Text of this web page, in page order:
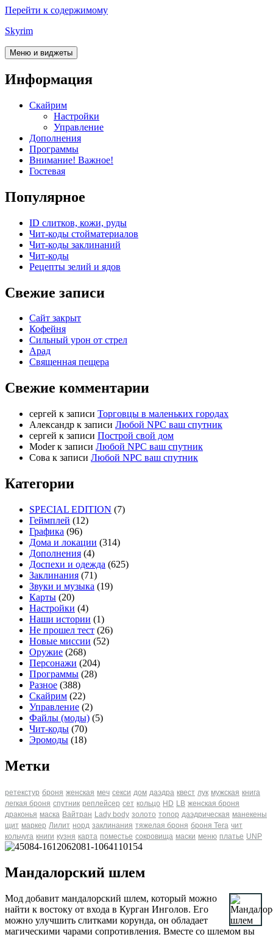
Перейти к содержимому
Skyrim
Меню и виджеты
Информация
Скайрим
Настройки
Управление
Дополнения
Программы
Внимание! Важное!
Гостевая
Популярное
ID слитков, кожи, руды
Чит-коды стойматериалов
Чит-коды заклинаний
Чит-коды
Рецепты зелий и ядов
Свежие записи
Сайт закрыт
Кофейня
Cильный урон от стрел
Арад
Священная пещера
Свежие комментарии
cергей к записи Торговцы в маленьких городах
Александр к записи Любой NPC ваш спутник
cергей к записи Построй свой дом
Moderк записи Любой NPC ваш спутник
Сова к записи Любой NPC ваш спутник
Категории
SPECIAL EDITION (7)
Геймплей (12)
Графика (96)
Дома и локации (314)
Дополнения (4)
Доспехи и одежда (625)
Заклинания (71)
Звуки и музыка (19)
Карты (20)
Настройки (4)
Наши истории (1)
Не прошел тест (26)
Новые миссии (52)
Оружие (268)
Персонажи (204)
Программы (28)
Разное (388)
Скайрим (22)
Управление (2)
Файлы (моды) (5)
Чит-коды (70)
Эромоды (18)
Метки
ретекстур броня женская меч секси дом даэдра квест лук мужская книга
легкая броня спутник реплейсер сет кольцо HD LB женская броня
драконья маска Вайтран Lady body золото топор даэдрическая манекены
щит маркер Лилит норд заклинания тяжелая броня броня Tera чит
кольчуга книги кузня карта поместье сокровища маски меню платье UNP
Мандалорский шлем
Мод добавит мандалорский шлем, который можно
найти к востоку от входа в Курган Инголов. Его
можно улучшить слитками корунда, он обладает
магическими чарами сопротивления. Вместе со шлемом вы